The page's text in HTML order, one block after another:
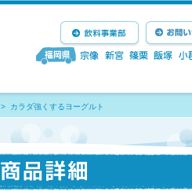
> カラダ強くするヨーグルト